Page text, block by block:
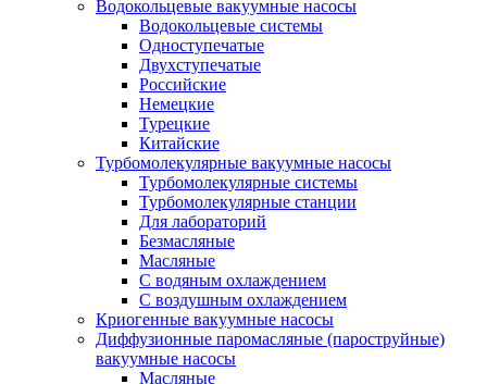
Водокольцевые вакуумные насосы
Водокольцевые системы
Одноступечатые
Двухступечатые
Российские
Немецкие
Турецкие
Китайские
Турбомолекулярные вакуумные насосы
Турбомолекулярные системы
Турбомолекулярные станции
Для лабораторий
Безмасляные
Масляные
C водяным охлаждением
C воздушным охлаждением
Криогенные вакуумные насосы
Диффузионные паромасляные (пароструйные)
вакуумные насосы
Масляные